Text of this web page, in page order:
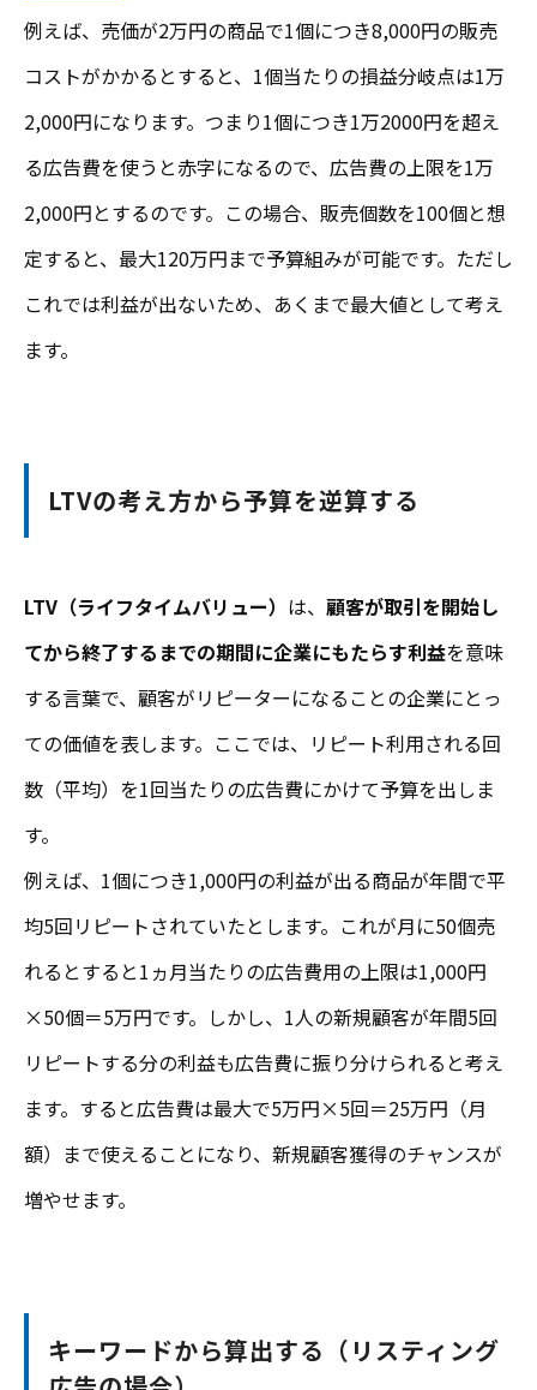
例えば、売価が2万円の商品で1個につき8,000円の販売
コストがかかるとすると、1個当たりの損益分岐点は1万
2,000円になります。つまり1個につき1万2000円を超え
る広告費を使うと赤字になるので、広告費の上限を1万
2,000円とするのです。この場合、販売個数を100個と想
定すると、最大120万円まで予算組みが可能です。ただし
これでは利益が出ないため、あくまで最大値として考え
ます。
LTVの考え方から予算を逆算する
LTV（ライフタイムバリュー） は、 顧客が取引を開始し
てから終了するまでの期間に企業にもたらす利益を意味
する言葉で、顧客がリピーターになることの企業にとっ
ての価値を表します。ここでは、リピート利用される回
数（平均）を1回当たりの広告費にかけて予算を出しま
す。
例えば、1個につき1,000円の利益が出る商品が年間で平
均5回リピートされていたとします。これが月に50個売
れるとすると1ヵ月当たりの広告費用の上限は1,000円
×50個＝5万円です。しかし、1人の新規顧客が年間5回
リピートする分の利益も広告費に振り分けられると考え
ます。すると広告費は最大で5万円×5回＝25万円（月
額）まで使えることになり、新規顧客獲得のチャンスが
増やせます。
キーワードから算出する（リスティング